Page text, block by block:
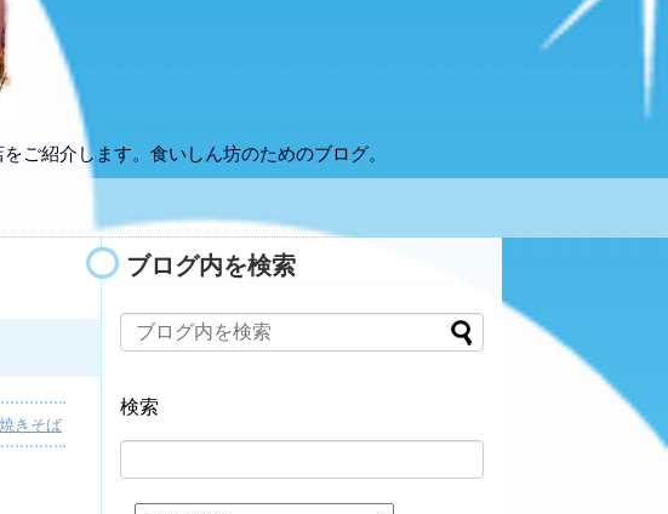
ご紹介します。食いしん坊のためのブログ。
焼きそば
ブログ内を検索
検索